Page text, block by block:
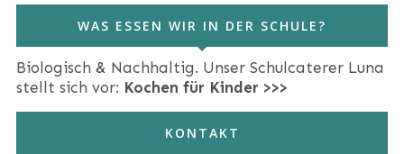
WAS ESSEN WIR IN DER SCHULE?
Biologisch & Nachhaltig. Unser Schulcaterer Luna
stellt sich vor: Kochen für Kinder >>>
KONTAKT